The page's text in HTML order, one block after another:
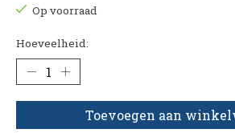
Op voorraad
Hoeveelheid:
Toevoegen aan